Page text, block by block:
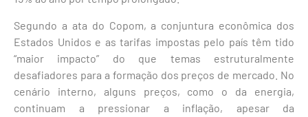
Segundo a ata do Copom, a conjuntura econômica dos
Estados Unidos e as tarifas impostas pelo país têm tido
“maior impacto” do que temas estruturalmente
desafiadores para a formação dos preços de mercado. No
cenário interno, alguns preços, como o da energia,
continuam a pressionar a inflação, apesar da